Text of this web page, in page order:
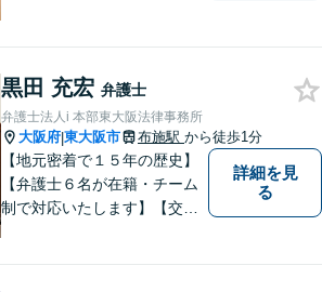
ムーズな明け渡し請求で依頼
者さまの被害を最小限に抑え
る」
黒田 充宏 弁護士
弁護士法人i 本部東大阪法律事務所
大阪府|東大阪市 布施駅 から徒歩1分
【地元密着で１５年の歴史】
【弁護士６名が在籍・チーム
制で対応いたします】【交通
詳細を見
る